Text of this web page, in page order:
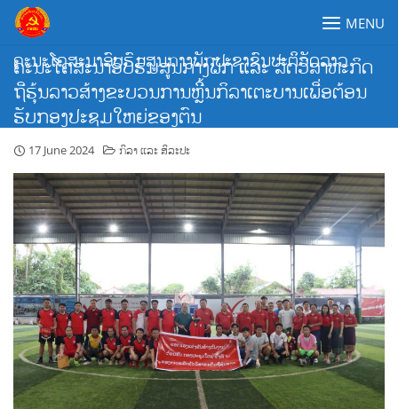
Skip
content
ຄະນະໂຄສະນາອົບຮົມສູນກາງພັກປະຊາຊົນປະຕິວັດລາວ
MENU
ຄະນະໂຄສະນາອົບຮົມສູນກາງພັກ ແລະ ລັດວິສາຫະກິດ
ຖືຮຸ້ນລາວສ້າງຂະບວນການຫຼີ້ນກິລາເຕະບານເພື່ອຕ້ອນ
ຮັບກອງປະຊຸມໃຫຍ່ຂອງຕົນ
17 June 2024 ກິລາ ແລະ ສິລະປະ